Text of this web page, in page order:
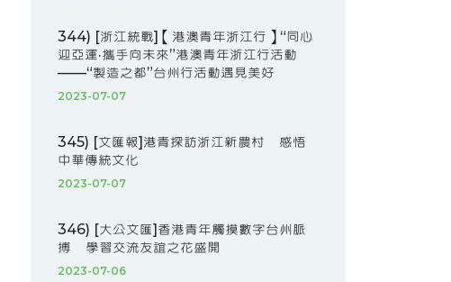
344) [浙江統戰]【港澳青年浙江行】“同心
迎亞運·攜手向未來”港澳青年浙江行活動
——“製造之都”台州行活動遇見美好
2023-07-07
345) [文匯報]港青探訪浙江新農村 感悟
中華傳統文化
2023-07-07
346) [大公文匯]香港青年觸摸數字台州脈
搏 學習交流友誼之花盛開
2023-07-06